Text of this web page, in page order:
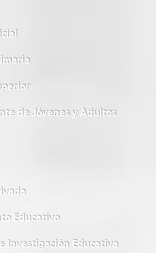
de Jóvenes y Adultos
Educativo
Investigación Educativa